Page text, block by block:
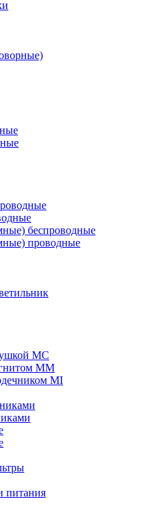
беспроводные
проводные
MC
ММ
MI
питания